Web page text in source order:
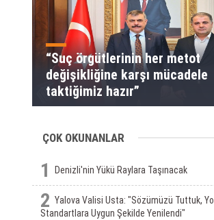
“Suç örgütlerinin her metot
değişikliğine karşı mücadele
taktiğimiz hazır”
ÇOK OKUNANLAR
1 Denizli'nin Yükü Raylara Taşınacak
2 Yalova Valisi Usta: "Sözümüzü Tuttuk, Yol
Standartlara Uygun Şekilde Yenilendi"